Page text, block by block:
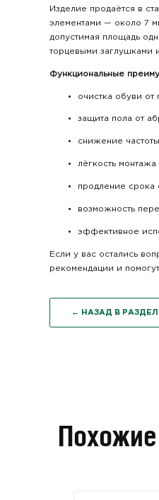
Изделие продаётся в
элементами — около 7
допустимая площадь
торцевыми заглушками
Функциональные
очистка обуви от
защита пола от
снижение
лёгкость
продление срока
возможность
эффективное
Если у вас остались
рекомендации и
← НАЗАД В РАЗДЕЛ